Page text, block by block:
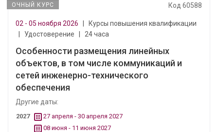
ОЧНЫЙ КУРС Код 60588
02 - 05 ноября 2026
Курсы повышения квалификации
Удостоверение 24 часа
Особенности размещения линейных
объектов, в том числе коммуникаций и
сетей инженерно-технического
обеспечения
Другие даты:
2027
27 апреля - 30 апреля 2027
08 июня - 11 июня 2027